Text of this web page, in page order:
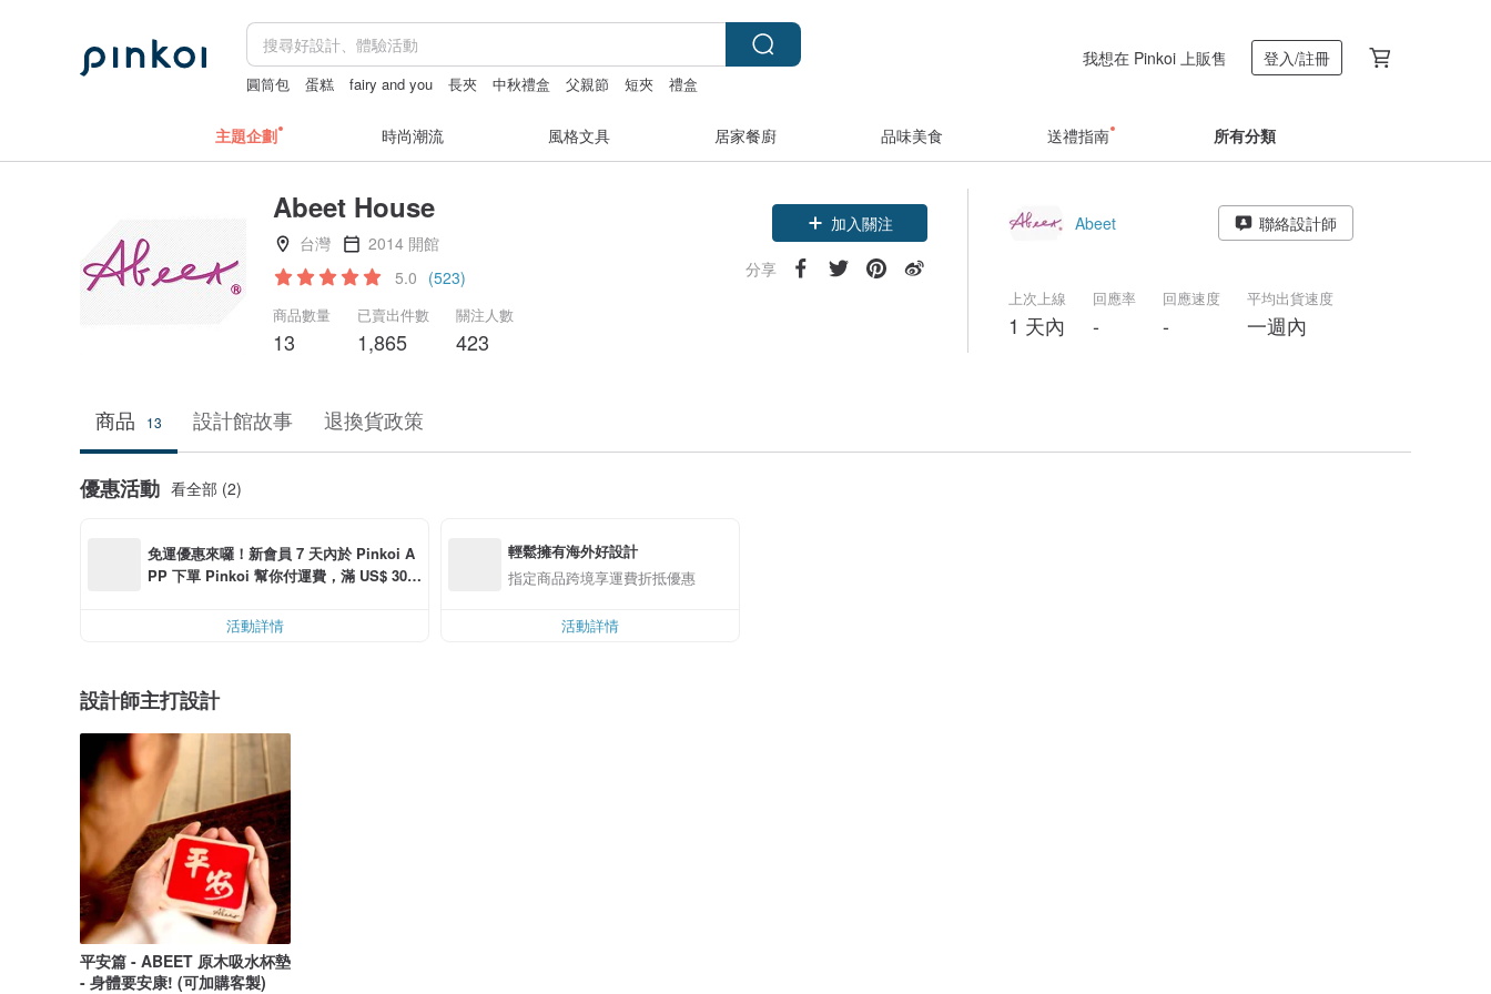
圓筒包 蛋糕 fairy and you 長夾 中秋禮盒 父親節 短夾 禮盒
我想在 Pinkoi 上販售 登入/註冊
主題企劃 時尚潮流 風格文具 居家餐廚 品味美食 送禮指南 所有分類
Abeet House
台灣
2014 開館
5.0 (523)
商品數量
13
已賣出件數
1,865
關注人數
423
加入關注
分享
Abeet 聯絡設計師
上次上線
1 天內
回應率
-
回應速度
-
平均出貨速度
一週內
商品 13 設計館故事 退換貨政策
優惠活動 看全部 (2)
免運優惠來囉！新會員 7 天內於 Pinkoi A
PP 下單 Pinkoi 幫你付運費，滿 US$ 30.0
活動詳情
輕鬆擁有海外好設計
指定商品跨境享運費折抵優惠
活動詳情
設計師主打設計
平安篇 - ABEET 原木吸水杯墊
- 身體要安康! (可加購客製)